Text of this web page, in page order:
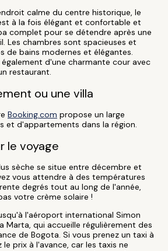
calme du centre historique, le
à la fois élégant et confortable et
complet pour se détendre après une
Les chambres sont spacieuses et
de bains modernes et élégantes.
d'une charmante cour avec
restaurant.
ou une villa
Booking.com propose un large
et d'appartements dans la région.
le voyage
sèche se situe entre décembre et
vous attendre à des températures
degrés tout au long de l'année,
votre crème solaire !
l'aéroport international Simon
Marta, qui accueille régulièrement des
de Bogota. Si vous prenez un taxi à
prix à l'avance, car les taxis ne